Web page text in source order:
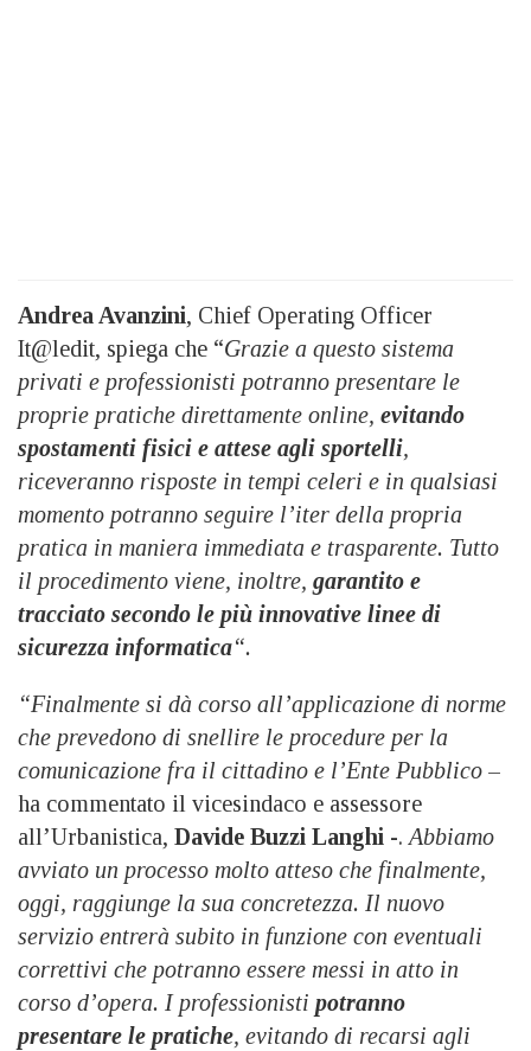
Andrea Avanzini, Chief Operating Officer
It@ledit, spiega che “Grazie a questo sistema
privati e professionisti potranno presentare le
proprie pratiche direttamente online, evitando
spostamenti fisici e attese agli sportelli,
riceveranno risposte in tempi celeri e in qualsiasi
momento potranno seguire l’iter della propria
pratica in maniera immediata e trasparente. Tutto
il procedimento viene, inoltre, garantito e
tracciato secondo le più innovative linee di
sicurezza informatica“.
“Finalmente si dà corso all’applicazione di norme
che prevedono di snellire le procedure per la
comunicazione fra il cittadino e l’Ente Pubblico –
ha commentato il vicesindaco e assessore
all’Urbanistica, Davide Buzzi Langhi -. Abbiamo
avviato un processo molto atteso che finalmente,
oggi, raggiunge la sua concretezza. Il nuovo
servizio entrerà subito in funzione con eventuali
correttivi che potranno essere messi in atto in
corso d’opera. I professionisti potranno
presentare le pratiche, evitando di recarsi agli